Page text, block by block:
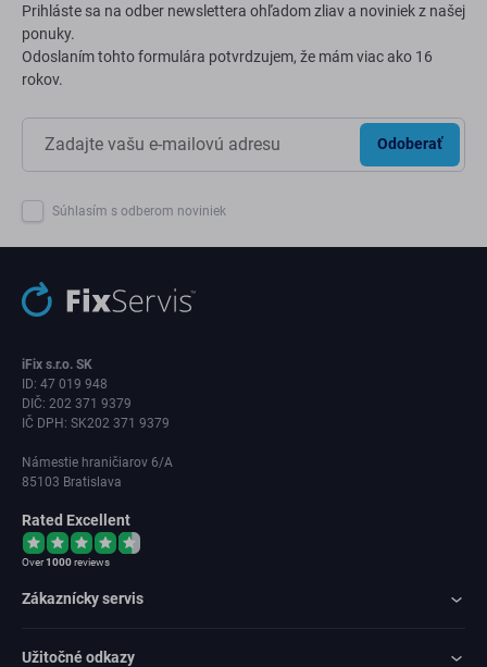
Prihláste sa na odber newslettera ohľadom zliav a noviniek z našej
ponuky.
Odoslaním tohto formulára potvrdzujem, že mám viac ako 16
rokov.
Odoberať
Súhlasím s odberom noviniek
iFix s.r.o. SK
ID: 47 019 948
DIČ: 202 371 9379
IČ DPH: SK202 371 9379
Námestie hraničiarov 6/A
85103 Bratislava
Rated Excellent
Over1000reviews
Zákaznícky servis
Užitočné odkazy